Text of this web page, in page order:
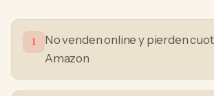
1
No venden online y pierden
Amazon